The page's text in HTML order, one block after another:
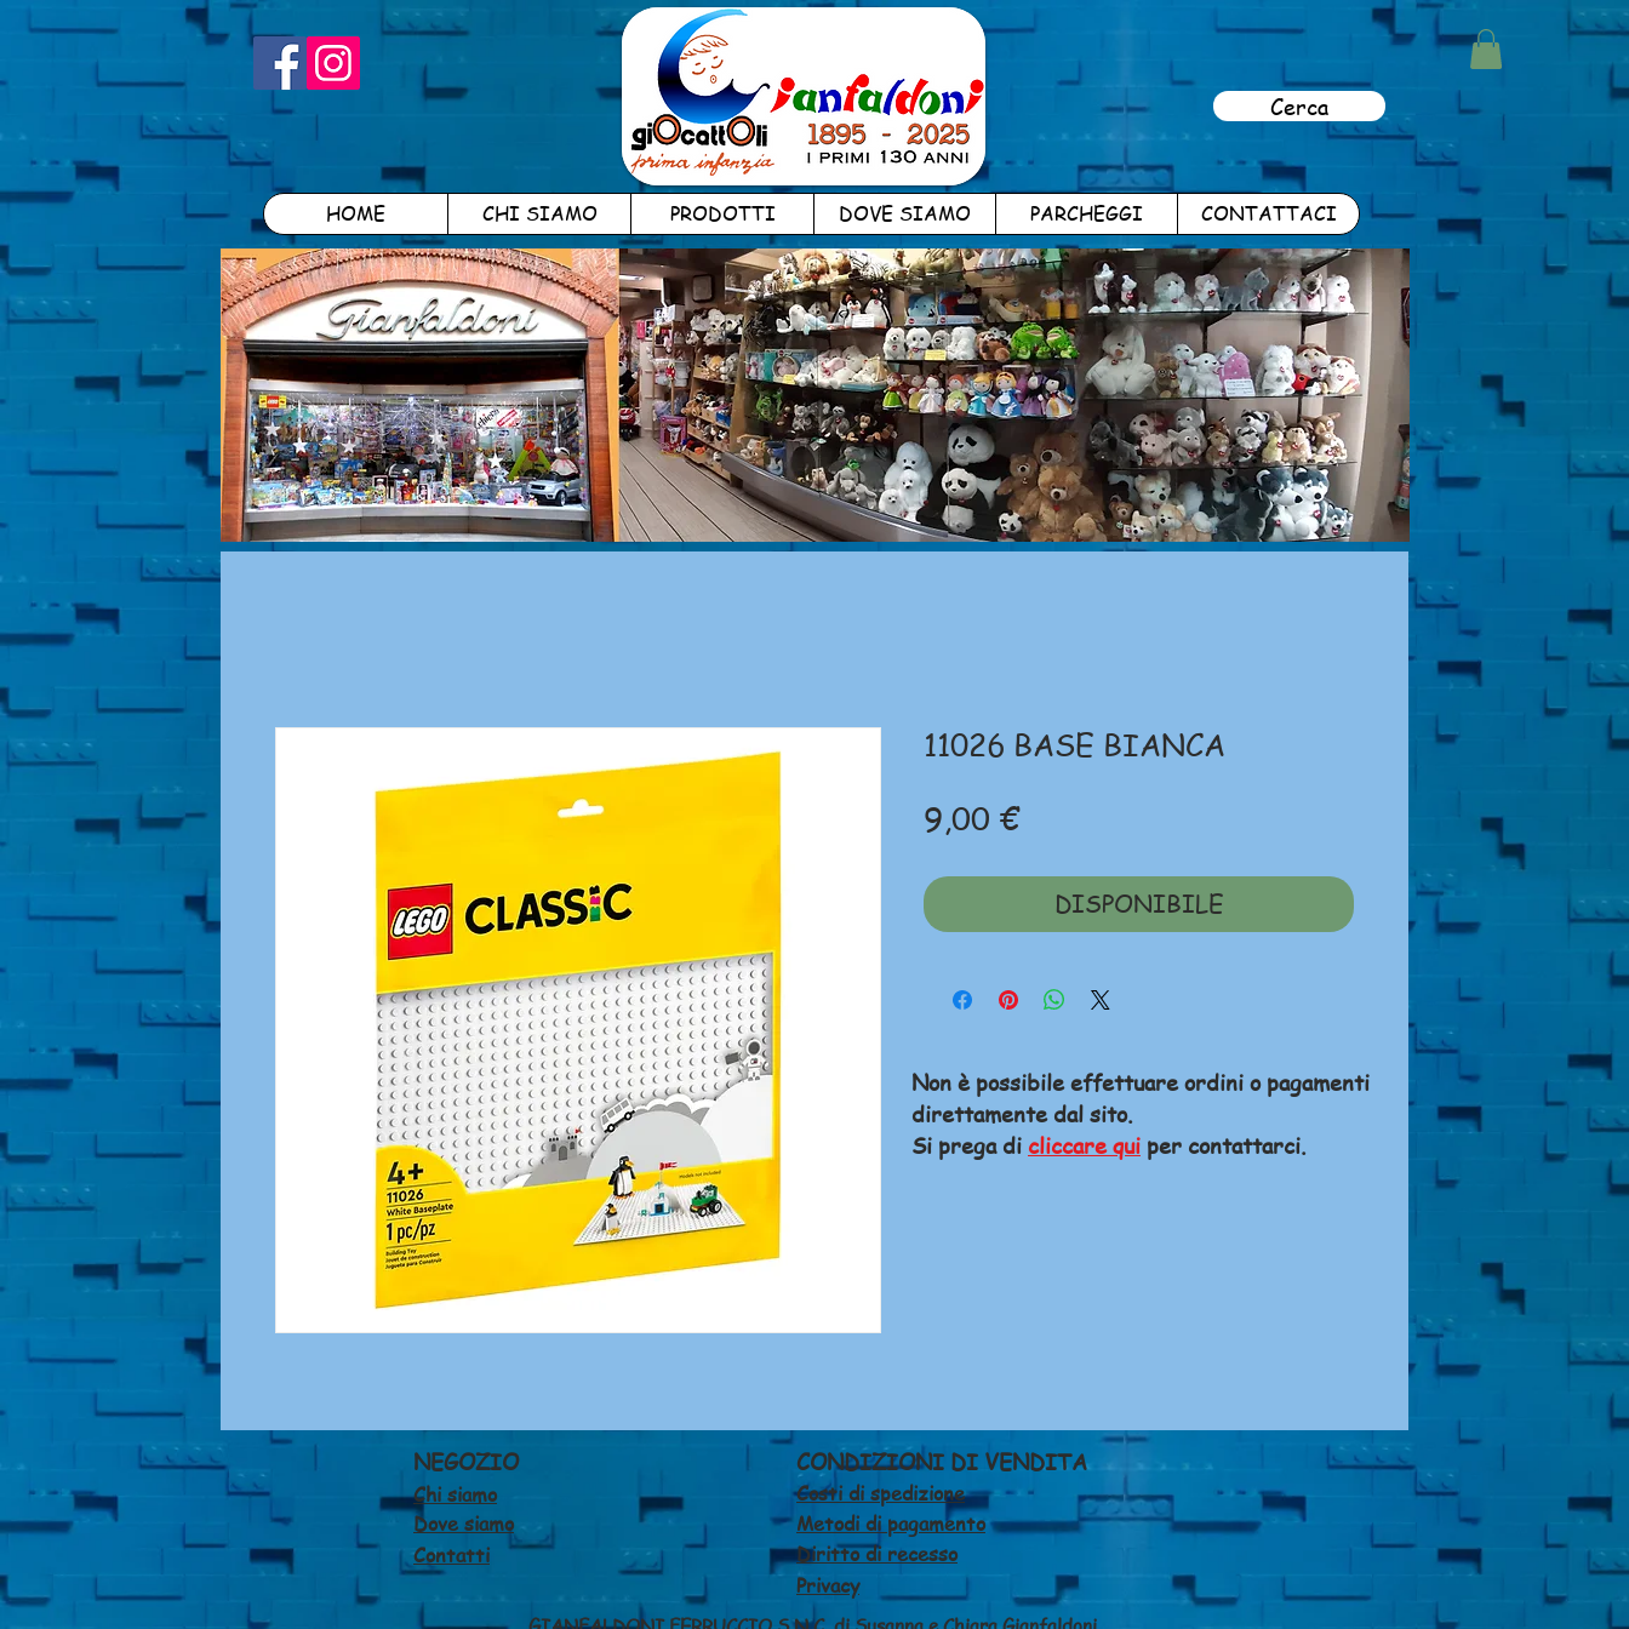
Cerca
HOME CHI SIAMO PRODOTTI DOVE SIAMO PARCHEGGI CONTATTACI
11026 BASE BIANCA
9,00 €Prezzo
DISPONIBILE
Non è possibile effettuare ordini o pagamenti
direttamente dal sito.
Si prega di cliccare qui per contattarci.
NEGOZIO
Chi siamo
Dove siamo
Contatti
CONDIZIONI DI VENDITA
Costi di spedizione
Metodi di pagamento
Diritto di recesso
Privacy